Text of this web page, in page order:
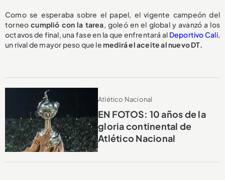
Como se esperaba sobre el papel, el vigente campeón del
torneocumplió con la tarea, goleó en el global y avanzó a los
octavos de final, una fase en la que enfrentará al Deportivo Cali,
un rival de mayor peso que lemedirá el aceite al nuevo DT.
Atlético Nacional
EN FOTOS: 10 años de la
gloria continental de
Atlético Nacional